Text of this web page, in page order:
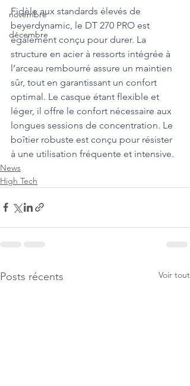
novembre
décembre
Fidèle aux standards élevés de
beyerdynamic, le DT 270 PRO est
également conçu pour durer. La
structure en acier à ressorts intégrée à
l’arceau rembourré assure un maintien
sûr, tout en garantissant un confort
optimal. Le casque étant flexible et
léger, il offre le confort nécessaire aux
longues sessions de concentration. Le
boîtier robuste est conçu pour résister
à une utilisation fréquente et intensive.
News
High Tech
Posts récents Voir tout